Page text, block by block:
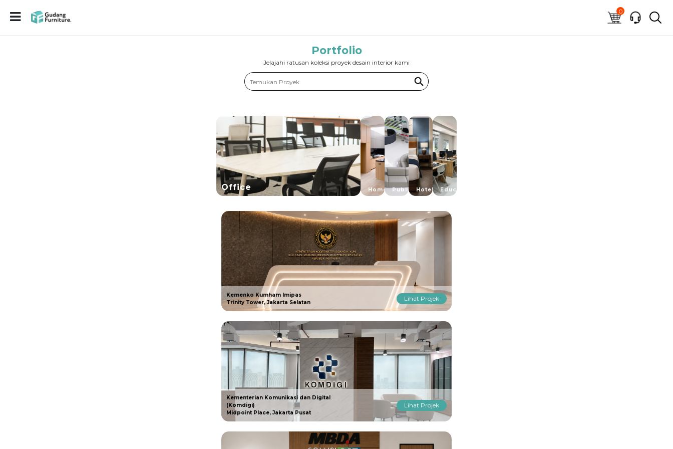
0
Portfolio
Jelajahi ratusan koleksi proyek desain interior kami
Office Home Public Hotel Education
Kemenko Kumham Imipas
Trinity Tower, Jakarta Selatan
Lihat Projek
Kementerian Komunikasi dan Digital
(Komdigi)
Midpoint Place, Jakarta Pusat
Lihat Projek